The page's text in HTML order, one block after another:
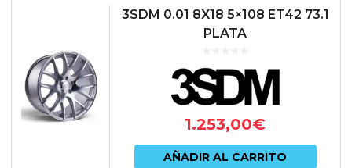
3SDM 0.01 8X18 5×108 ET42 73.1
PLATA
1.253,00€
AÑADIR AL CARRITO